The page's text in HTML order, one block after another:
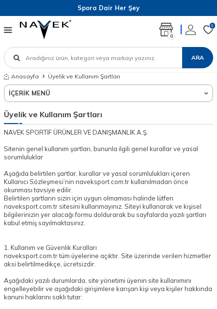
Spora Dair Her Şey
ARA
0
0
Anasayfa Üyelik ve Kullanım Şartları
İÇERIK MENÜ
Üyelik ve Kullanım Şartları
NAVEK SPORTİF ÜRÜNLER VE DANIŞMANLIK A.Ş.
Sitenin genel kullanım şartları, bununla ilgili genel kurallar ve yasal
sorumluluklar
Aşağıda belirtilen şartlar, kurallar ve yasal sorumlulukları içeren
Kullanıcı Sözleşmesi’nin naveksport.com.tr kullanılmadan önce
okunması tavsiye edilir.
Belirtilen şartların sizin için uygun olmaması halinde lütfen
naveksport.com.tr sitesini kullanmayınız. Siteyi kullanarak ve kişisel
bilgilerinizin yer alacağı formu doldurarak bu sayfalarda yazılı şartları
kabul etmiş sayılmaktasınız.
1. Kullanım ve Güvenlik Kuralları
naveksport.com.tr tüm üyelerine açıktır. Site üzerinde verilen hizmetler
aksi belirtilmedikçe, ücretsizdir.
Aşağıdaki yazılı durumlarda, site yönetimi üyenin site kullanımını
engelleyebilir ve aşağıdaki girişimlere karışan kişi veya kişiler hakkında
kanuni haklarını saklı tutar: